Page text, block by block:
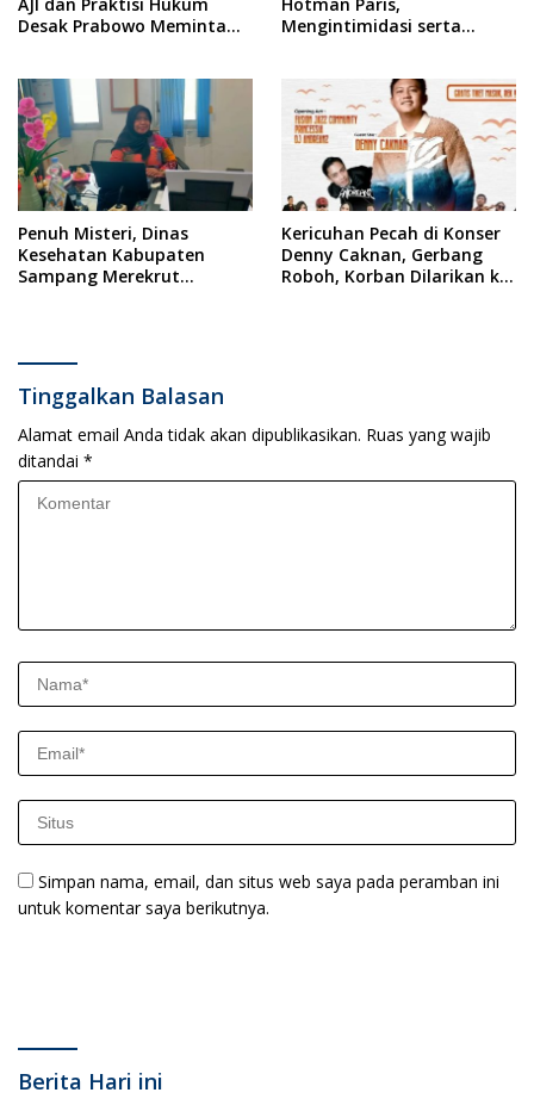
Desak Prabowo Meminta
Mengintimidasi serta
Sampang Angkat Bicara
Penuh Misteri, Dinas
Kesehatan Kabupaten
Sampang Merekrut
Kericuhan Pecah di Konser
Denny Caknan, Gerbang
Roboh, Korban Dilarikan ke
Tinggalkan Balasan
Alamat email Anda tidak akan dipublikasikan. Ruas yang wajib
ditandai *
Simpan nama, email, dan situs web saya pada peramban ini
untuk komentar saya berikutnya.
Berita Hari ini